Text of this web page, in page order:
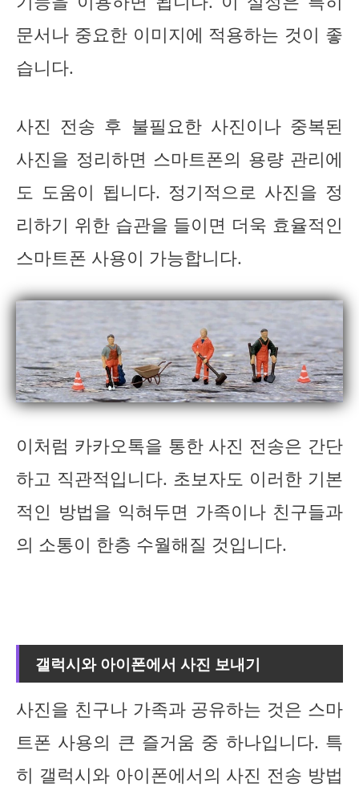
문서나 중요한 이미지에 적용하는 것이 좋
습니다.
사진 전송 후 불필요한 사진이나 중복된
사진을 정리하면 스마트폰의 용량 관리에
도 도움이 됩니다. 정기적으로 사진을 정
리하기 위한 습관을 들이면 더욱 효율적인
스마트폰 사용이 가능합니다.
이처럼 카카오톡을 통한 사진 전송은 간단
하고 직관적입니다. 초보자도 이러한 기본
적인 방법을 익혀두면 가족이나 친구들과
의 소통이 한층 수월해질 것입니다.
갤럭시와 아이폰에서 사진 보내기
사진을 친구나 가족과 공유하는 것은 스마
트폰 사용의 큰 즐거움 중 하나입니다. 특
히 갤럭시와 아이폰에서의 사진 전송 방법